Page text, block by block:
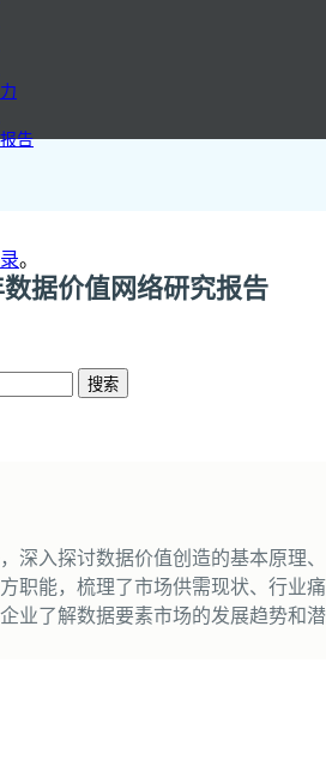
告
。
据价值网络研究报告
深入探讨数据价值创造的基本原理、
职能，梳理了市场供需现状、行业痛
业了解数据要素市场的发展趋势和潜